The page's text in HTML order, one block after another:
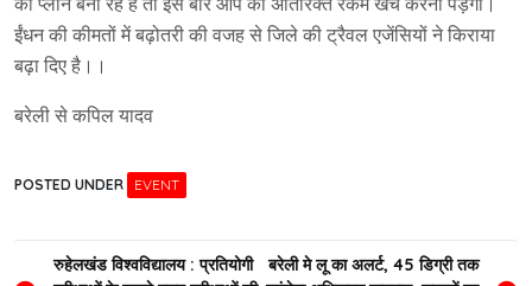
ईंधन की कीमतों में बढ़ोतरी की वजह से जिले की ट्रैवल एजेंसियों ने किराया
बढ़ा दिए है।।
बरेली से कपिल यादव
POSTED UNDER EVENT
Postरुहेलखंड विश्वविद्यालय : प्रतियोगी
बरेली मे लू का अलर्ट, 45 डिग्री तक